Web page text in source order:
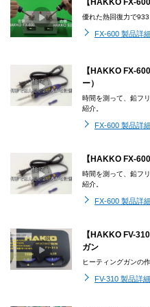
【HAKKO FX-
優れた熱回復力で
FX-600 製品詳細
【HAKKO FX-
ー）
時間を測って、鉛フ
紹介。
FX-600 製品詳細
【HAKKO FX-
時間を測って、鉛フ
紹介。
FX-600 製品詳細
【HAKKO FV-
ガン
ヒーティングガンの
FV-310 製品詳細